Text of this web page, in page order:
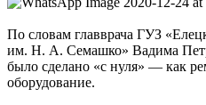
По словам главврача ГУЗ
им. Н. А. Семашко» Вадима
было сделано «с нуля» — как
оборудование.